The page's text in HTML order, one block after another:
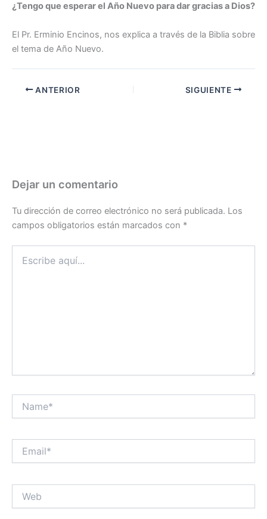
¿Tengo que esperar el Año Nuevo para dar gracias a Dios?
El Pr. Erminio Encinos, nos explica a través de la Biblia sobre
el tema de Año Nuevo.
ANTERIOR SIGUIENTE
Dejar un comentario
Tu dirección de correo electrónico no será publicada. Los
campos obligatorios están marcados con *
aquí...